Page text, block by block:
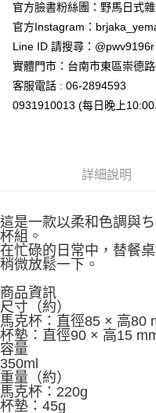
官方臉書粉絲團：野馬日式
官方Instagram：
Line ID 請搜尋：@pwv9196r
實體門市：台南市東區崇德
客服電話 : 06-2894593
0931910013 (每日晚上10:00
詳細說明
這是一款以柔和色調與
杯組。
在忙碌的日常中，替餐
稍微放鬆一下。
商品資訊
尺寸（約）
馬克杯：直徑85 × 高80
杯墊：直徑90 × 高15
容量
350ml
重量（約）
馬克杯：220g
杯墊：45g